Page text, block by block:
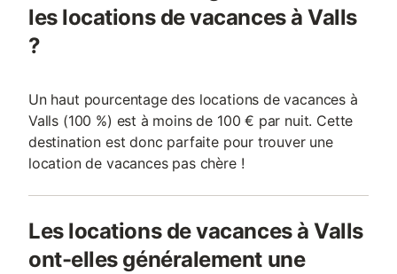
les locations de vacances à Valls
?
Un haut pourcentage des locations de vacances à
Valls (100 %) est à moins de 100 € par nuit. Cette
destination est donc parfaite pour trouver une
location de vacances pas chère !
Les locations de vacances à Valls
ont-elles généralement une